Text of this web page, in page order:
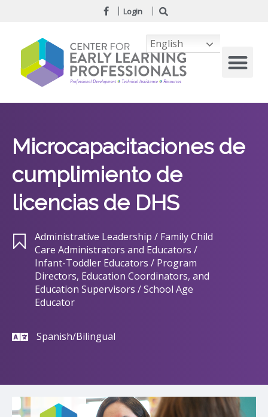
Login
Microcapacitaciones de
cumplimiento de
licencias de DHS
Administrative Leadership / Family Child
Care Administrators and Educators /
Infant-Toddler Educators / Program
Directors, Education Coordinators, and
Education Supervisors / School Age
Educator
Spanish/Bilingual
English